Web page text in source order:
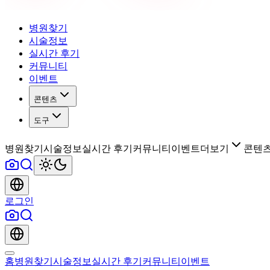
병원찾기
시술정보
실시간 후기
커뮤니티
이벤트
콘텐츠
도구
병원찾기 시술정보 실시간 후기 커뮤니티 이벤트더보기 콘텐
로그인
홈병원찾기 시술정보 실시간 후기 커뮤니티 이벤트